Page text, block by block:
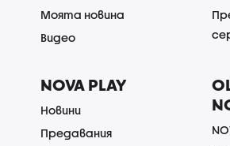
Моята новина
Видео
NOVA PLAY
Новини
Предавания